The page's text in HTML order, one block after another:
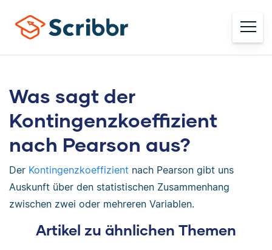
Was sagt der
Kontingenzkoeffizient
nach Pearson aus?
Der Kontingenzkoeffizient nach Pearson gibt uns
Auskunft über den statistischen Zusammenhang
zwischen zwei oder mehreren Variablen.
Artikel zu ähnlichen Themen